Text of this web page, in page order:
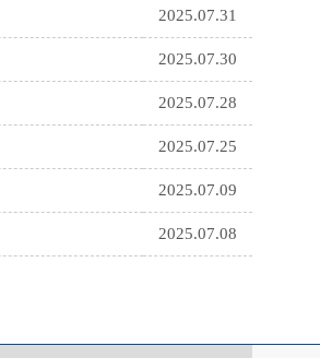
2025.07.31
2025.07.30
2025.07.28
2025.07.25
2025.07.09
2025.07.08